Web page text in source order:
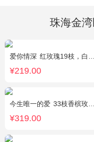
珠海金
爱你情深 红玫瑰19枝，白色相思梅、栀子叶搭配
¥219.00
今生唯一的爱 33枝香槟玫瑰，黄莺、满天星丰满，随机赠送2只小熊。
¥319.00